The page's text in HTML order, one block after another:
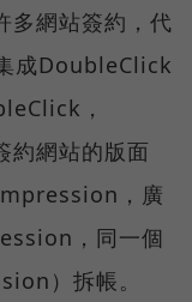
網站簽約，代
成DoubleClick
，
約網站的版面
，廣
，同一個
）拆帳。